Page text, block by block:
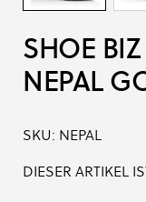
SHOE BIZ
NEPAL
SKU: NEPAL
DIESER ARTIKEL